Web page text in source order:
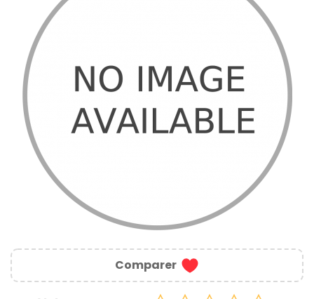
Comparer